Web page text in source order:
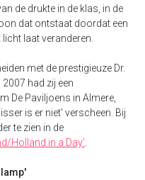
de drukte in de klas, in de
dat ontstaat doordat een
laat veranderen.
met de prestigieuze Dr.
had zij een
De Paviljoens in Almere,
is er niet' verscheen. Bij
te zien in de
Holland in a Day'